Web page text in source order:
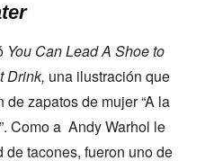
You Can Lead A Shoe to
Drink, una ilustración que
zapatos de mujer “A la
Como a Andy Warhol le
tacones, fueron uno de